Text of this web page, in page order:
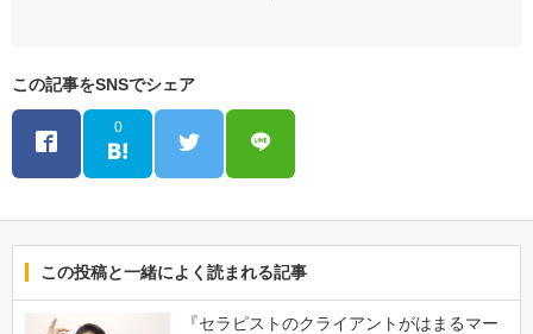
この記事をSNSでシェア
0
この投稿と一緒によく読まれる記事
『セラピストのクライアントがはまるマー